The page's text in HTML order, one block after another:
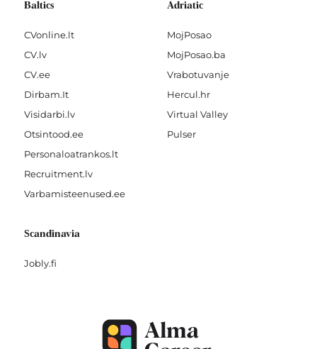
Baltics
CVonline.lt
CV.lv
CV.ee
Dirbam.It
Visidarbi.lv
Otsintood.ee
Personaloatrankos.lt
Recruitment.lv
Varbamisteenused.ee
Adriatic
MojPosao
MojPosao.ba
Vrabotuvanje
Hercul.hr
Virtual Valley
Pulser
Scandinavia
Jobly.fi